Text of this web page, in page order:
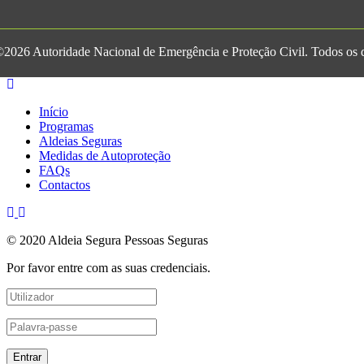
Autoridade Nacional de Emergência e Proteção Civil. Todos os
Início
Programas
Aldeias Seguras
Medidas de Autoproteção
FAQs
Contactos
© 2020 Aldeia Segura Pessoas Seguras
Por favor entre com as suas credenciais.